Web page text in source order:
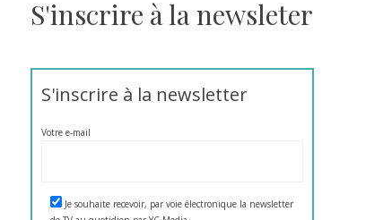
S'inscrire à la newsleter
S'inscrire à la newsletter
Votre e-mail
Je souhaite recevoir, par voie électronique la newsletter